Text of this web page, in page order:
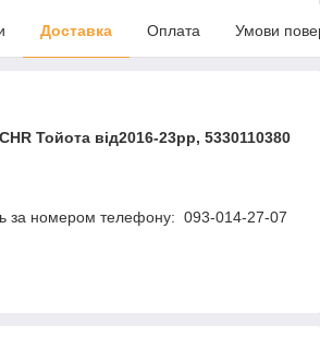
Доставка Оплата Умови
Тойота від2016-23рр, 5330110380
за номером телефону: 093-014-27-07